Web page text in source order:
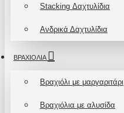
Stacking Δαχτυλίδια
Ανδρικά Δαχτυλίδια
ΒΡΑΧΙΟΛΙΑ
Βραχιόλι με μαργαριτάρι
Βραχιόλια με αλυσίδα